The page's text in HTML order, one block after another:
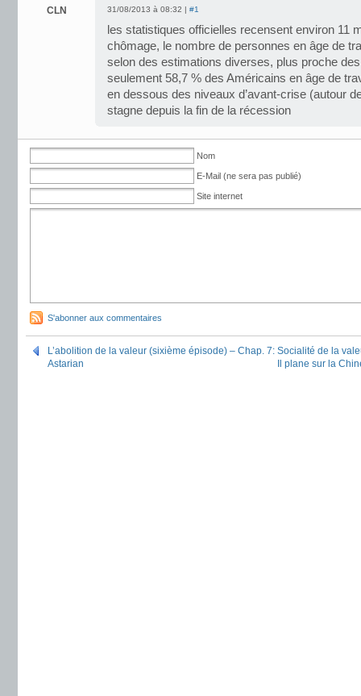
CLN 31/08/2013 à 08:32 | #1
les statistiques officielles recensent environ 11
chômage, le nombre de personnes en âge de
selon des estimations diverses, plus proche des
seulement 58,7 % des Américains en âge de
en dessous des niveaux d’avant-crise (autour
stagne depuis la fin de la récession
Nom
E-Mail (ne sera pas publié)
Site internet
S'abonner aux commentaires
L’abolition de la valeur (sixième épisode) – Chap. 7: Socialité de la
Astarian
Il plane sur la